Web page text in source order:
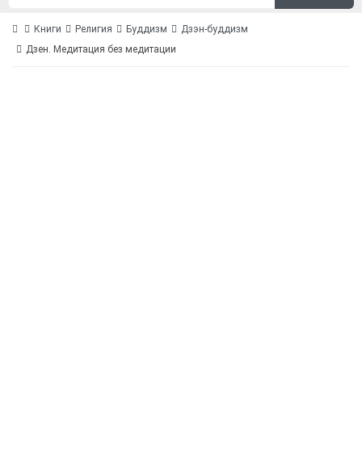
Книги Религия Буддизм
Дзэн-буддизм
Дзен. Медитация без медитации